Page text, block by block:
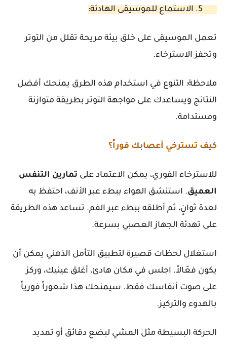
تعمل الموسيقى على خلق بيئة مريحة تقلل من التوتر
وتحفز الاسترخاء.
ملاحظة: التنوع في استخدام هذه الطرق يمنحك أفضل
النتائج ويساعدك على مواجهة التوتر بطريقة متوازنة
ومستدامة.
كيف تسترخي أعصابك فوراً؟
للاسترخاء الفوري، يمكن الاعتماد على تمارين التنفس
العميق. استنشق الهواء ببطء عبر الأنف، احتفظ به
لعدة ثوانٍ، ثم أطلقه ببطء عبر الفم. تساعد هذه الطريقة
على تهدئة الجهاز العصبي بسرعة.
استغلال لحظات قصيرة لتطبيق التأمل الذهني يمكن أن
يكون فعّالاً. اجلس في مكان هادئ، أغلق عينيك، وركز
على صوت أنفاسك فقط. سيمنحك هذا شعوراً فورياً
بالهدوء والتركيز.
الحركة البسيطة مثل المشي لبضع دقائق أو تمديد